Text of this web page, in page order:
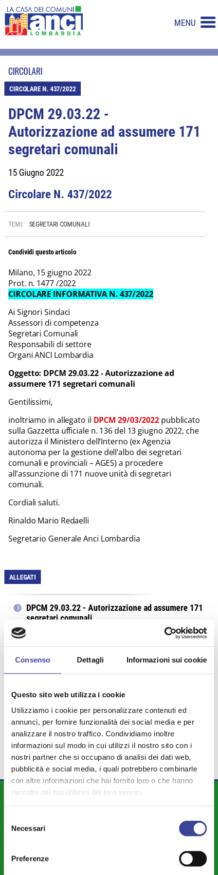
Consenso Dettagli Informazioni sui cookie
Questo sito web utilizza i cookie
Utilizziamo i cookie per personalizzare contenuti ed
annunci, per fornire funzionalità dei social media e per
analizzare il nostro traffico. Condividiamo inoltre
informazioni sul modo in cui utilizzi il nostro sito con i
nostri partner che si occupano di analisi dei dati web,
pubblicità e social media, i quali potrebbero combinarle
con altre informazioni che hai fornito loro o che hanno
raccolto dal tuo utilizzo dei loro servizi.
delNecessari
Preferenze
MENU
CIRCOLARI
CIRCOLARE N. 437/2022
DPCM 29.03.22 -
Autorizzazione ad assumere 171
segretari comunali
15 Giugno 2022
Circolare N. 437/2022
TEMI: SEGRETARI COMUNALI
Condividi questo articolo
Milano, 15 giugno 2022
Prot. n. 1477 /2022
CIRCOLARE INFORMATIVA N. 437/2022
Ai Signori Sindaci
Assessori di competenza
Segretari Comunali
Responsabili di settore
Organi ANCI Lombardia
Oggetto: DPCM 29.03.22 - Autorizzazione ad
assumere 171 segretari comunali
Gentilissimi,
inoltriamo in allegato il DPCM 29/03/2022 pubblicato
sulla Gazzetta ufficiale n. 136 del 13 giugno 2022, che
autorizza il Ministero dell’Interno (ex Agenzia
autonoma per la gestione dell’albo dei segretari
comunali e provinciali – AGES) a procedere
all’assunzione di 171 nuove unità di segretari
comunali.
Cordiali saluti.
Rinaldo Mario Redaelli
Segretario Generale Anci Lombardia
ALLEGATI
DPCM 29.03.22 - Autorizzazione ad assumere 171
segretari comunali
REI, EBOOK, SEAV ,MAURO GUERRA
ANCI SALUTE DOTE SPORT
MANIFESTAZIONE , TPL,
VOLONTARIATO
DIPARTIMENTI